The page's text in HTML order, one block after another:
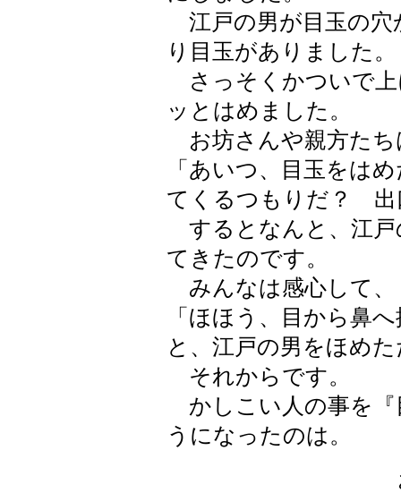
江戸の男が目玉の穴
り目玉がありました。
さっそくかついで上
ッとはめました。
お坊さんや親方たち
「あいつ、目玉をは
てくるつもりだ？ 出
するとなんと、江戸
てきたのです。
みんなは感心して、
「ほほう、目から鼻
と、江戸の男をほめ
それからです。
かしこい人の事を『
うになったのは。